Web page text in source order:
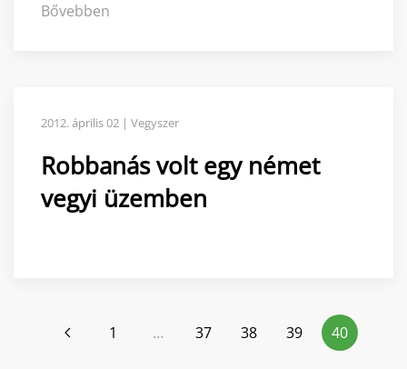
Bővebben
2012. április 02 | Vegyszer
Robbanás volt egy német
vegyi üzemben
1 … 37 38 39 40